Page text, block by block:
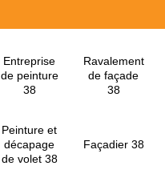
Entreprise
de peinture
38
Ravalement
de façade
38
Peinture et
décapage
de volet 38
Façadier 38